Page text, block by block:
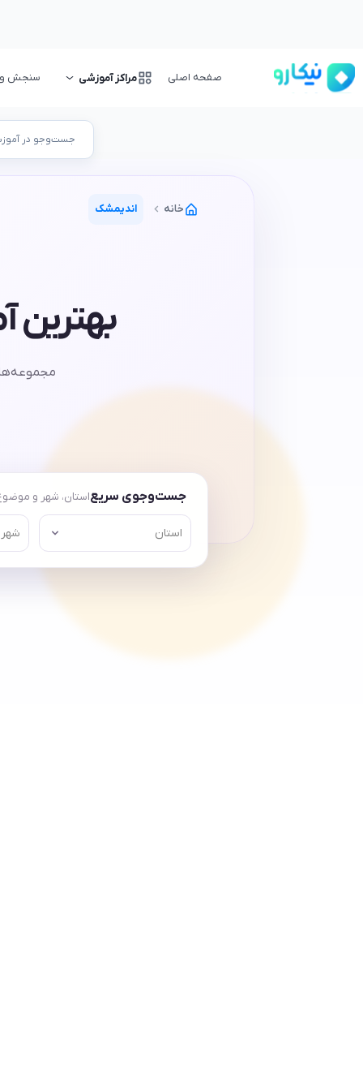
صفحه اصلی مراکز آموزشی سنجش و
جست‌وجو در
خانه اندیمشک
بهترین
جست‌وجوی سریعاستان، شهر و
استان شهر